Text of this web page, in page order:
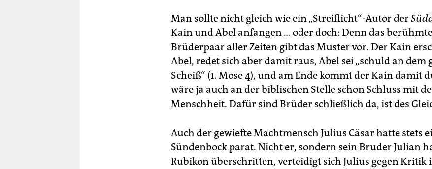
Man sollte nicht gleich wie ein „Streiflicht“-Autor der
Kain und Abel anfangen … oder doch: Denn das
Brüderpaar aller Zeiten gibt das Muster vor. Der Kain
Abel, redet sich aber damit raus, Abel sei „schuld an dem
Scheiß“ (1. Mose 4), und am Ende kommt der Kain damit
wäre ja auch an der biblischen Stelle schon Schluss mit
Menschheit. Dafür sind Brüder schließlich da, ist des
Auch der gewiefte Machtmensch Julius Cäsar hatte stets
Sündenbock parat. Nicht er, sondern sein Bruder Julian
Rubikon überschritten, verteidigt sich Julius gegen Kritik